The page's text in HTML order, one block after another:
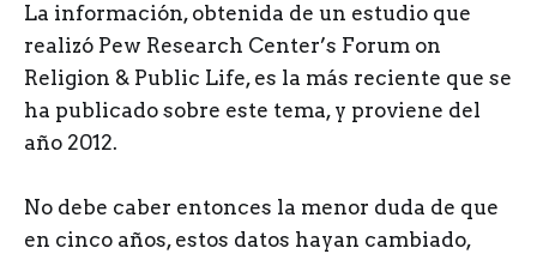
La información, obtenida de un estudio que
realizó Pew Research Center’s Forum on
Religion & Public Life, es la más reciente que se
ha publicado sobre este tema, y proviene del
año 2012.
No debe caber entonces la menor duda de que
en cinco años, estos datos hayan cambiado,